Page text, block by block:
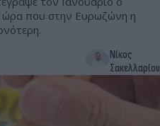
ώρα που στην Ευρωζώνη η
Νίκος
Σακελλαρίου